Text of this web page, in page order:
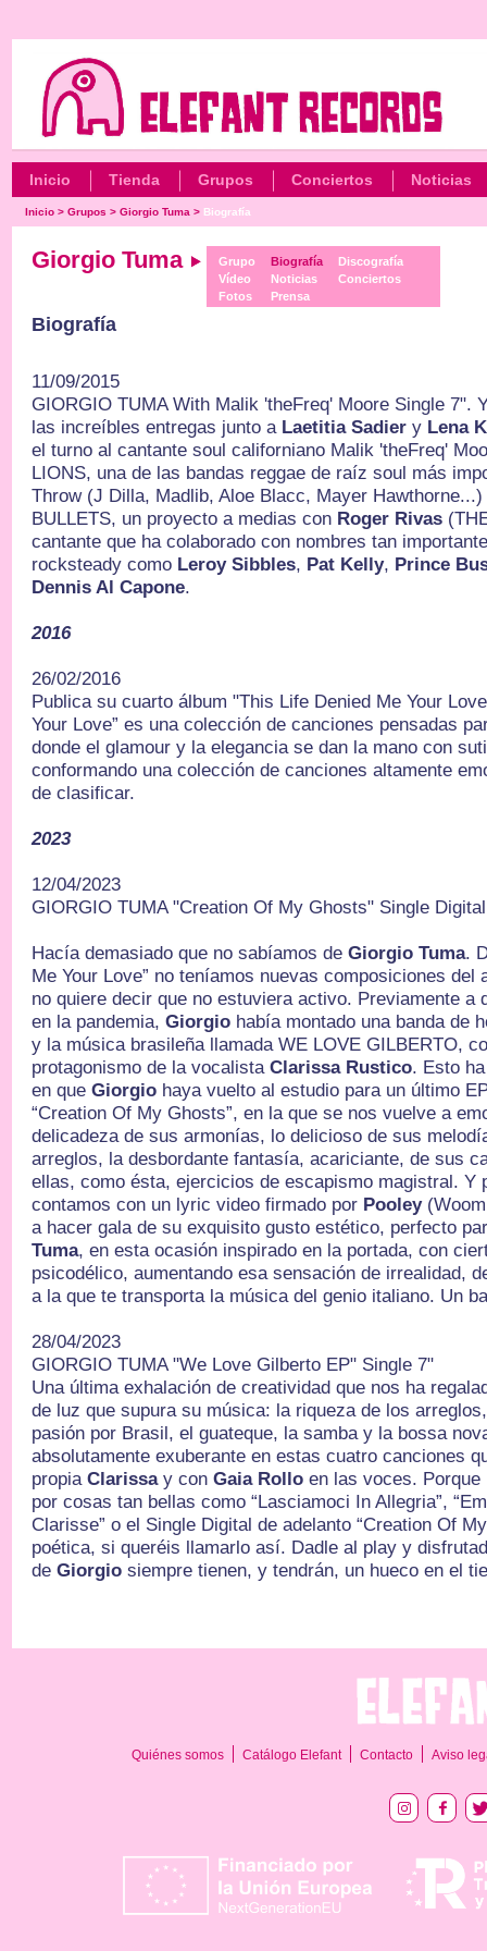
Inicio Tienda Grupos Conciertos Noticias
Inicio >Grupos >Giorgio Tuma > Biografía
Giorgio Tuma
Grupo
Vídeo
Fotos
Biografía
Noticias
Prensa
Discografía
Conciertos
Biografía
11/09/2015
GIORGIO TUMA With Malik 'theFreq' Moore Single 7".
las increíbles entregas junto a Laetitia Sadier y Lena
el turno al cantante soul californiano Malik 'theFreq'
LIONS, una de las bandas reggae de raíz soul más
Throw (J Dilla, Madlib, Aloe Blacc, Mayer
BULLETS, un proyecto a medias con Roger Rivas
cantante que ha colaborado con nombres tan
rocksteady como Leroy Sibbles, Pat Kelly, Prince
Dennis Al Capone.
2016
26/02/2016
Publica su cuarto álbum "This Life Denied Me Your
Your Love” es una colección de canciones pensadas
donde el glamour y la elegancia se dan la mano con
conformando una colección de canciones altamente
de clasificar.
2023
12/04/2023
GIORGIO TUMA "Creation Of My Ghosts" Single Digital
Hacía demasiado que no sabíamos deGiorgio Tuma.
Me Your Love” no teníamos nuevas composiciones del
no quiere decir que no estuviera activo. Previamente a
en la pandemia,Giorgio había montado una banda de
y la música brasileña llamada WE LOVE GILBERTO,
protagonismo de la vocalistaClarissa Rustico. Esto
en queGiorgio haya vuelto al estudio para un último
“Creation Of My Ghosts”, en la que se nos vuelve a
delicadeza de sus armonías, lo delicioso de sus
arreglos, la desbordante fantasía, acariciante, de sus
ellas, como ésta, ejercicios de escapismo magistral. Y
contamos con un lyric video firmado por Pooley
a hacer gala de su exquisito gusto estético, perfecto
Tuma, en esta ocasión inspirado en la portada, con
psicodélico, aumentando esa sensación de irrealidad,
a la que te transporta la música del genio italiano. Un
28/04/2023
GIORGIO TUMA "We Love Gilberto EP" Single 7"
Una última exhalación de creatividad que nos ha
de luz que supura su música: la riqueza de los
pasión por Brasil, el guateque, la samba y la bossa
absolutamente exuberante en estas cuatro canciones
propiaClarissay conGaia Rollo en las voces.
por cosas tan bellas como “Lasciamoci In Allegria”,
Clarisse” o el Single Digital de adelanto “Creation Of
poética, si queréis llamarlo así. Dadle al play y
deGiorgiosiempre tienen, y tendrán, un hueco en el
Quiénes somos Catálogo Elefant Contacto Aviso